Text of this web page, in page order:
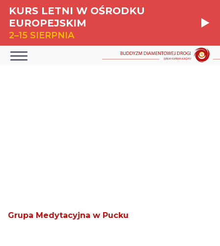
KURS LETNI W OŚRODKU
EUROPEJSKIM
2–15 SIERPNIA
Grupa Medytacyjna w Pucku